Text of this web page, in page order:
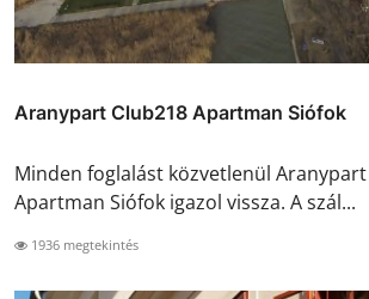
Aranypart Club218 Apartman Siófok
Minden foglalást közvetlenül
Apartman Siófok igazol vissza. A szál...
1936 megtekintés